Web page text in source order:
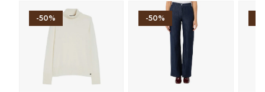
-50% -50%